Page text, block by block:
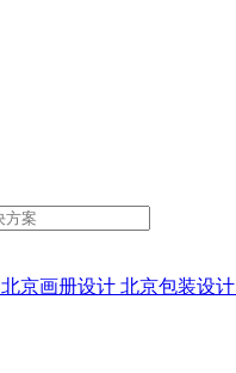
北京画册设计 北京包装设计